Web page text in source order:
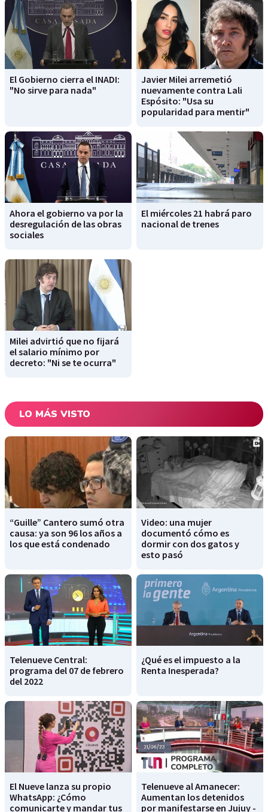
El Gobierno cierra el INADI:
"No sirve para nada"
Javier Milei arremetió
nuevamente contra Lali
Espósito: "Usa su
popularidad para mentir"
Ahora el gobierno va por la
desregulación de las obras
sociales
El miércoles 21 habrá paro
nacional de trenes
Milei advirtió que no fijará
el salario mínimo por
decreto: "Ni se te ocurra"
LO MÁS VISTO
“Guille” Cantero sumó otra
causa: ya son 96 los años a
los que está condenado
Video: una mujer
documentó cómo es
dormir con dos gatos y
esto pasó
Telenueve Central:
programa del 07 de febrero
del 2022
¿Qué es el impuesto a la
Renta Inesperada?
El Nueve lanza su propio
WhatsApp: ¿Cómo
comunicarte y mandar tus
Telenueve al Amanecer:
Aumentan los detenidos
por manifestarse en Jujuy -